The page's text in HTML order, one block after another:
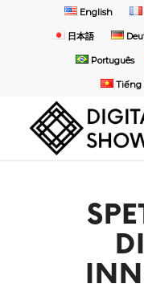
English
日本語
Português
Tiếng